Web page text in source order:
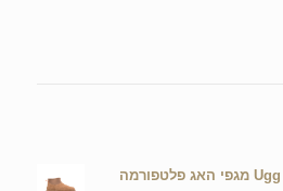
Ugg mini Dipper puffer boots מגפי האג פלטפורמה